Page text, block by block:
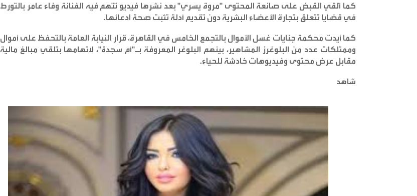
كما أُلقي القبض على صانعة المحتوى "مروة يسري" بعد نشرها فيديو تتهم فيه الفنانة وفاء عامر بالتورط
في قضايا تتعلق بتجارة الأعضاء البشرية دون تقديم أدلة تثبت صحة ادعائها.
كما أيدت محكمة جنايات غسل الأموال بالتجمع الخامس في القاهرة، قرار النيابة العامة بالتحفظ على أموال
وممتلكات عدد من البلوغرز المشاهير، بينهم البلوغر المعروفة بـ"أم سجدة"، لاتهامها بتلقي مبالغ مالية
مقابل عرض محتوى وفيديوهات خادشة للحياء.
شاهد